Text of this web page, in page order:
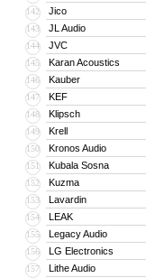
142 Jico
143 JL Audio
144 JVC
145 Karan Acoustics
146 Kauber
147 KEF
148 Klipsch
149 Krell
150 Kronos Audio
151 Kubala Sosna
152 Kuzma
153 Lavardin
154 LEAK
155 Legacy Audio
156 LG Electronics
157 Lithe Audio